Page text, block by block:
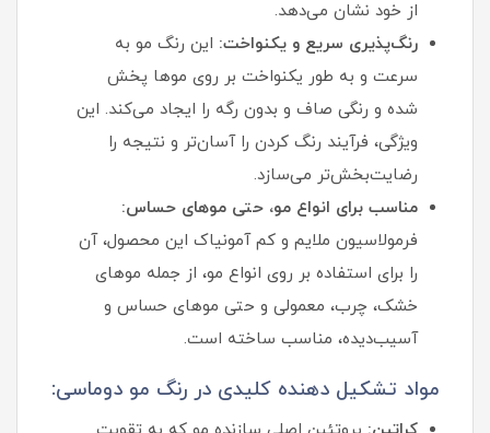
از خود نشان می‌دهد.
رنگ‌پذیری سریع و یکنواخت: این رنگ مو به
سرعت و به طور یکنواخت بر روی موها پخش
شده و رنگی صاف و بدون رگه را ایجاد می‌کند. این
ویژگی، فرآیند رنگ کردن را آسان‌تر و نتیجه را
رضایت‌بخش‌تر می‌سازد.
مناسب برای انواع مو، حتی موهای حساس:
فرمولاسیون ملایم و کم‌ آمونیاک این محصول، آن
را برای استفاده بر روی انواع مو، از جمله موهای
خشک، چرب، معمولی و حتی موهای حساس و
آسیب‌دیده، مناسب ساخته است.
مواد تشکیل دهنده کلیدی در رنگ مو دوماسی: